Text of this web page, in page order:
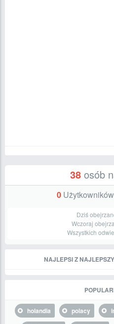
38osób
0
Dziś
Wczoraj
Wszystkich
NAJLEPSI Z
holandia polacy